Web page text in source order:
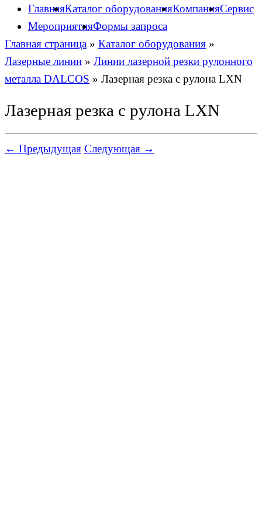
ГлавнаяКаталог оборудованияКомпанияСервис
МероприятияФормы запроса
Главная страница » Каталог оборудования »
Лазерные линии » Линии лазерной резки рулонного
металла DALCOS » Лазерная резка с рулона LXN
Лазерная резка с рулона LXN
← Предыдущая Следующая →